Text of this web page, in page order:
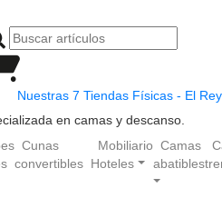
Nuestras 7 Tiendas Físicas - El
en camas y descanso.
Cunas
convertibles
Mobiliario
Hoteles
Camas
abatibles